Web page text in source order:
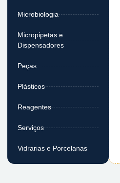
Microbiologia
Micropipetas e
Dispensadores
Peças
Plásticos
Reagentes
Serviços
Vidrarias e Porcelanas